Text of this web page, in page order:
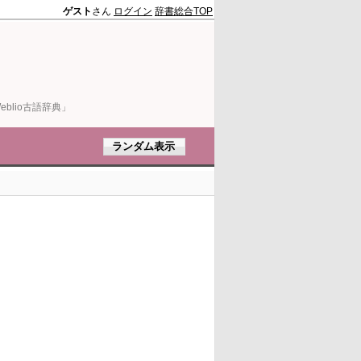
古語辞典」
ゲスト さん ログイン 辞書総合TOP